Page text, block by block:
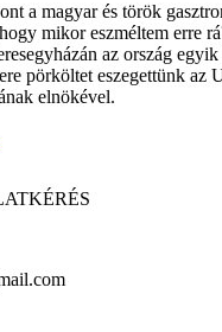
a magyar és török
mikor eszméltem erre
az ország
pörköltet eszegettünk az
elnökével.